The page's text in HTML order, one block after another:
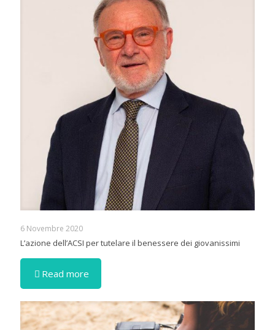
6 Novembre 2020
L’azione dell’ACSI per tutelare il benessere dei giovanissimi
Read more